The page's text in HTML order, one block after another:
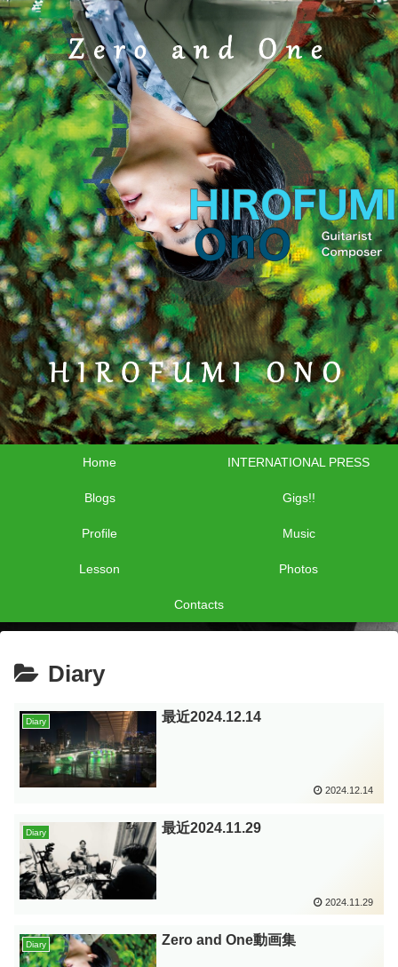
Home INTERNATIONAL PRESS
Blogs Gigs!!
Profile Music
Lesson Photos
Contacts
Diary
Diary 最近2024.12.14
2024.12.14
Diary 最近2024.11.29
2024.11.29
Diary Zero and One動画集